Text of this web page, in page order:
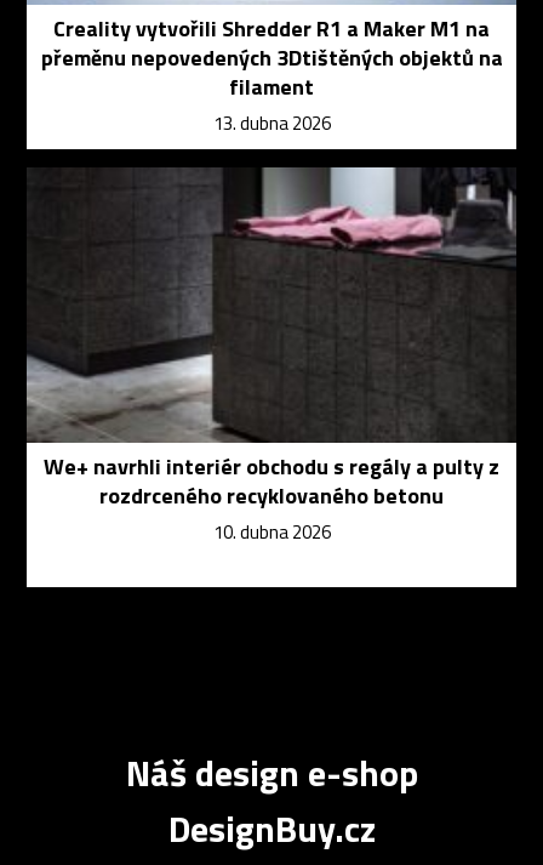
Creality vytvořili Shredder R1 a Maker M1 na
přeměnu nepovedených 3Dtištěných objektů na
filament
13. dubna 2026
We+ navrhli interiér obchodu s regály a pulty z
rozdrceného recyklovaného betonu
10. dubna 2026
Náš design e-shop
DesignBuy.cz